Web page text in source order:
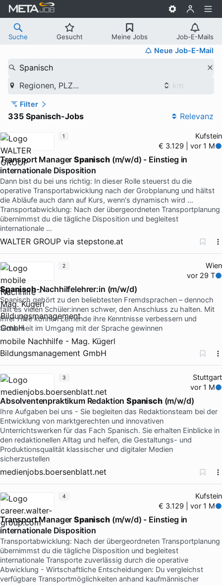
Suche Gesucht Meine Jobs Job-E-Mails
Neue Job-E-Mail
Spanisch
Regionen, PLZ...
Filter
335 Spanisch-Jobs Relevanz
Kufstein
€ 3.129 | vor 1 M
Transport ManagerSpanisch(m/w/d) - Einstieg in
internationale Disposition
Dann bist du bei uns richtig: In dieser Rolle steuerst du die
operative Transportabwicklung nach der Grobplanung und hältst
die Abläufe auch dann auf Kurs, wenn's dynamisch wird …
Transportabwicklung: Nach der übergeordneten Transportplanung
übernimmst du die tägliche Disposition und begleitest
internationale …
WALTER GROUP via stepstone.at
1
Wien
vor 29 T
Spanisch-Nachhilfelehrer:in (m/w/d)
Spanisch gehört zu den beliebtesten Fremdsprachen – dennoch
fällt es vielen Schüler:innen schwer, den Anschluss zu halten. Mit
Ihrer Hilfe können Lernende ihre Kenntnisse verbessern und
Sicherheit im Umgang mit der Sprache gewinnen
mobile Nachhilfe - Mag. Kügerl
Bildungsmanagement GmbH
2
Stuttgart
vor 1 M
Absolventenpraktikum RedaktionSpanisch(m/w/d)
Ihre Aufgaben bei uns - Sie begleiten das Redaktionsteam bei der
Entwicklung von marktgerechten und innovativen
Unterrichtswerken für das Fach Spanisch. Sie erhalten Einblicke in
den redaktionellen Alltag und helfen, die Gestaltungs- und
Produktionsqualität klassischer und digitaler Medien
sicherzustellen
medienjobs.boersenblatt.net
3
Kufstein
€ 3.129 | vor 1 M
Transport ManagerSpanisch(m/w/d) - Einstieg in
internationale Disposition
Transportabwicklung: Nach der übergeordneten Transportplanung
übernimmst du die tägliche Disposition und begleitest
internationale Transporte zuverlässig durch die operative
Abwicklung - Wirtschaftliche Entscheidungen: Du vergleichst
verfügbare Transportmöglichkeiten anhand kaufmännischer
4